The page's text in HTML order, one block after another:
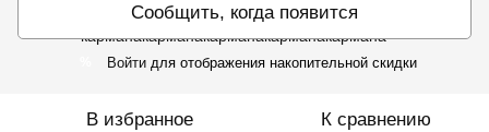
Сообщить, когда появится
Войти для отображения накопительной скидки
В избранное К сравнению